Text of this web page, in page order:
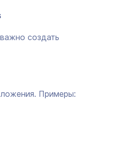
создать
Примеры: